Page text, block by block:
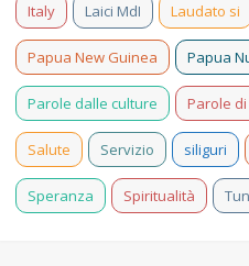
Italy Laici MdI Laudato si
Papua New Guinea Papua
Parole dalle culture Parole di
Salute Servizio siliguri
Speranza Spiritualità